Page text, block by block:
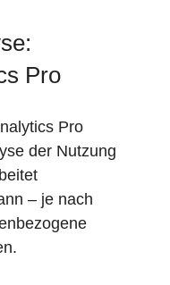
Pro
Pro
der Nutzung
– je nach